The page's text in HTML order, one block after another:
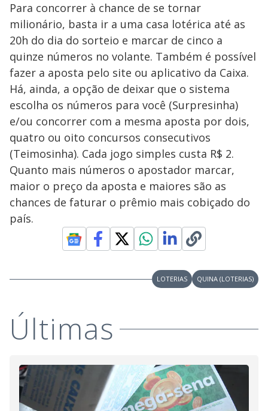
Para concorrer à chance de se tornar
milionário, basta ir a uma casa lotérica até as
20h do dia do sorteio e marcar de cinco a
quinze números no volante. Também é possível
fazer a aposta pelo site ou aplicativo da Caixa.
Há, ainda, a opção de deixar que o sistema
escolha os números para você (Surpresinha)
e/ou concorrer com a mesma aposta por dois,
quatro ou oito concursos consecutivos
(Teimosinha). Cada jogo simples custa R$ 2.
Quanto mais números o apostador marcar,
maior o preço da aposta e maiores são as
chances de faturar o prêmio mais cobiçado do
país.
LOTERIAS QUINA (LOTERIAS)
Últimas